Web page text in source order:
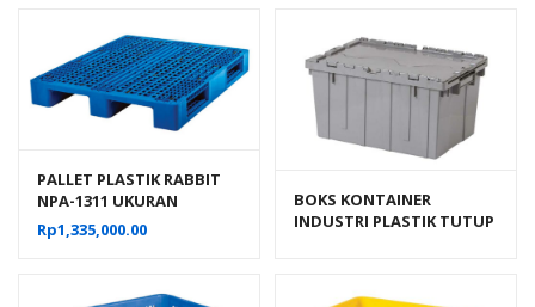
PALLET PLASTIK RABBIT
NPA-1311 UKURAN
130x110x16 CM, JUAL
HARGA BERSAING
Rp1,335,000.00
BOKS KONTAINER
INDUSTRI PLASTIK TUTUP